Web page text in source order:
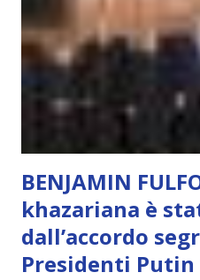
non può essere Coscienza.
l’esperienza. Come diventerà
diventerà sempre più
2035), emergeranno
lampante: L’IA sarà in gr...
BENJAMIN
khazariana è
dall’accordo
Presidenti Putin